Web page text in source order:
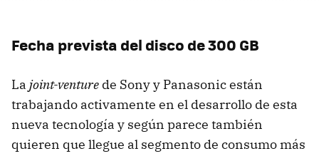
Fecha prevista del disco de 300 GB
La joint-venture de Sony y Panasonic están
trabajando activamente en el desarrollo de esta
nueva tecnología y según parece también
quieren que llegue al segmento de consumo más